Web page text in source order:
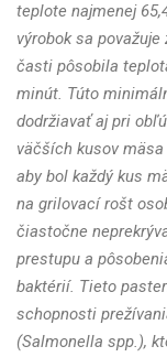
teplote najmenej
výrobok sa
časti pôsobila
minút. Túto
dodržiavať aj pri
väčších kusov
aby bol každý kus
na grilovací rošt
čiastočne
prestupu a
baktérií. Tieto
schopnosti
(Salmonella spp.),